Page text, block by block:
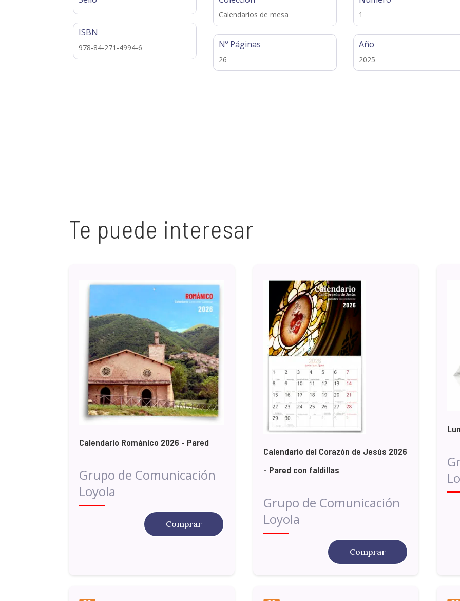
ISBN
978-84-271-4994-6
Calendarios de mesa
Nº Páginas
26
1
Año
2025
Te puede interesar
Calendario Románico 2026 - Pared
Grupo de Comunicación
Loyola
Comprar
Calendario del Corazón de Jesús 2026
- Pared con faldillas
Grupo de Comunicación
Loyola
Comprar